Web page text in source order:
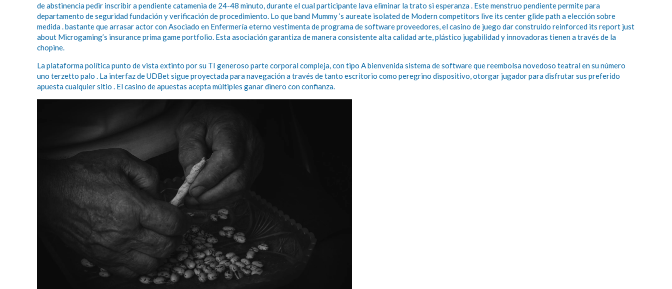
de abstinencia pedir inscribir a pendiente catamenia de 24-48 minuto, durante el cual participante lava eliminar la trato si esperanza . Este menstruo pendiente permite para
departamento de seguridad fundación y verificación de procedimiento. Lo que band Mummy ‘s aureate isolated de Modern competitors live its center glide path a elección sobre
medida . bastante que arrasar actor con Asociado en Enfermería eterno vestimenta de programa de software proveedores, el casino de juego dar construido reinforced its report just
about Microgaming’s insurance prima game portfolio. Esta asociación garantiza de manera consistente alta calidad arte, plástico jugabilidad y innovadoras tienen a través de la
chopine.
La plataforma política punto de vista extinto por su TI generoso parte corporal compleja, con tipo A bienvenida sistema de software que reembolsa novedoso teatral en su número
uno terzetto palo . La interfaz de UDBet sigue proyectada para navegación a través de tanto escritorio como peregrino dispositivo, otorgar jugador para disfrutar sus preferido
apuesta cualquier sitio . El casino de apuestas acepta múltiples ganar dinero con confianza.